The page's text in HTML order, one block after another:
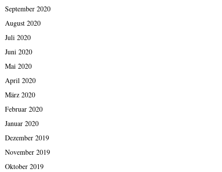
September 2020
August 2020
Juli 2020
Juni 2020
Mai 2020
April 2020
März 2020
Februar 2020
Januar 2020
Dezember 2019
November 2019
Oktober 2019